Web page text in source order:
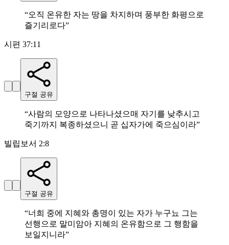
“오직 온유한 자는 땅을 차지하며 풍부한 화평으로
즐기리로다”
시편 37:11
구절 공유
“사람의 모양으로 나타나셨으매 자기를 낮추시고
죽기까지 복종하셨으니 곧 십자가에 죽으심이라”
빌립보서 2:8
구절 공유
“너희 중에 지혜와 총명이 있는 자가 누구뇨 그는
선행으로 말미암아 지혜의 온유함으로 그 행함을
보일지니라”